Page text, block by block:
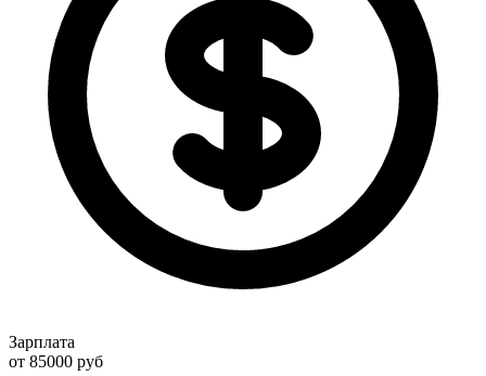
Зарплата
от 85000 руб